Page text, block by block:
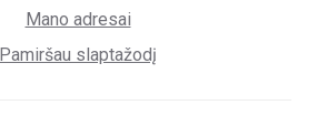
Mano adresai
Pamiršau slaptažodį